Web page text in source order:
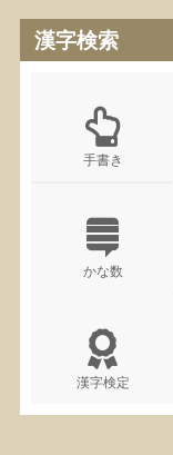
漢字検索
手書き
かな数
漢字検定